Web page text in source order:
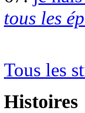
tous les
Tous les
Histoires